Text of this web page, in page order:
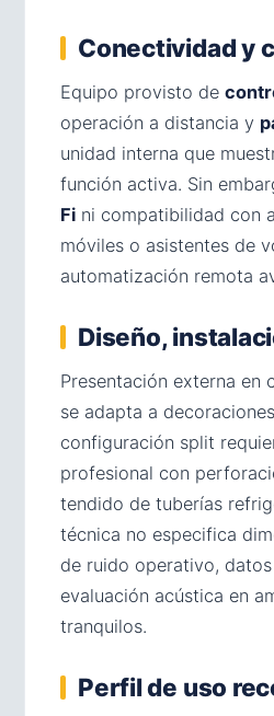
Conectividad y
Equipo provisto de
operación a distancia y
unidad interna que
función activa. Sin
Fi ni compatibilidad con
móviles o asistentes de
automatización remota
Diseño,
Presentación externa en
se adapta a
configuración split
profesional con
tendido de tuberías
técnica no especifica
de ruido operativo,
evaluación acústica en
tranquilos.
Perfil de uso